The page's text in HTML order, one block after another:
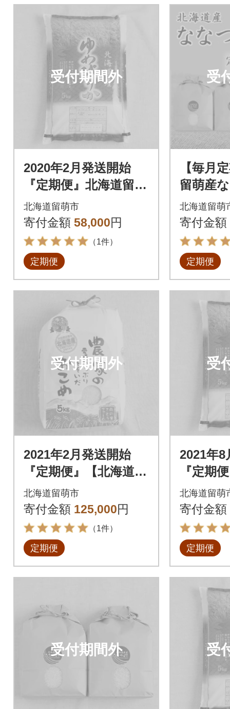
受付期間外
2020年2月発送開始
『定期便』北海道留萌
産ゆめぴりか5kg 全6
回
北海道留萌市
寄付金額 58,000円
（1件）
定期便
受
【毎月
留萌産
北海道留萌
寄付金額
定期便
受付期間外
2021年2月発送開始
『定期便』【北海道留
萌産】白米 ゆめぴり
か 5kg全12回
北海道留萌市
寄付金額 125,000円
（1件）
定期便
受
2021年8
『定期
産ゆめ
4回
北海道留萌
寄付金額
定期便
受付期間外 受